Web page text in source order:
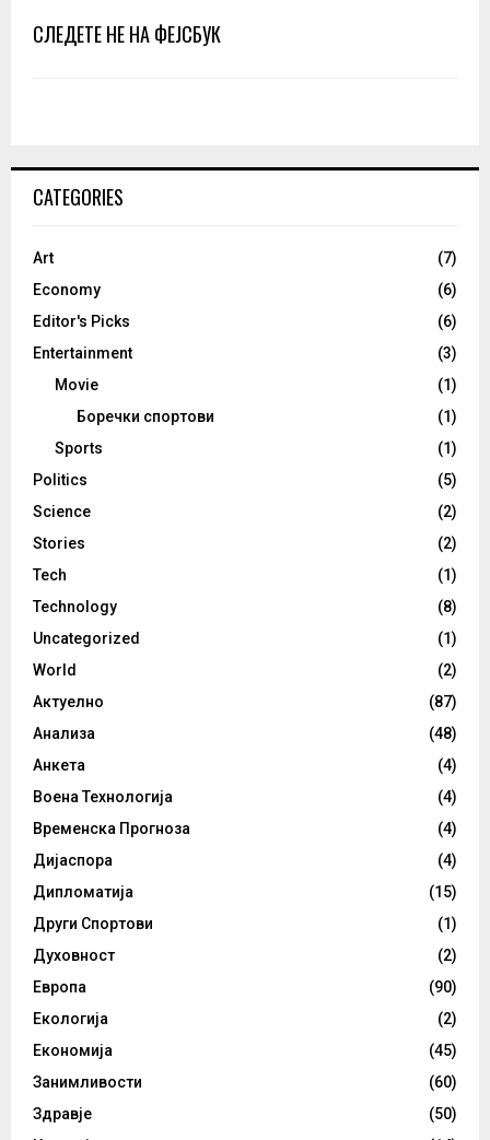
СЛЕДЕТЕ НЕ НА ФЕЈСБУК
CATEGORIES
Art
(7)
Economy
(6)
Editor's Picks
(6)
Entertainment
(3)
Movie
(1)
Боречки спортови
(1)
Sports
(1)
Politics
(5)
Science
(2)
Stories
(2)
Tech
(1)
Technology
(8)
Uncategorized
(1)
World
(2)
Актуелно
(87)
Анализа
(48)
Анкета
(4)
Воена Технологија
(4)
Временска Прогноза
(4)
Дијаспора
(4)
Дипломатија
(15)
Други Спортови
(1)
Духовност
(2)
Европа
(90)
Екологија
(2)
Економија
(45)
Занимливости
(60)
Здравје
(50)